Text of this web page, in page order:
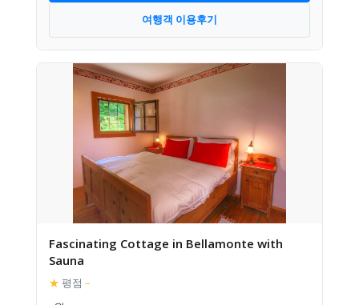
여행객 이용후기
Fascinating Cottage in Bellamonte with
Sauna
★ 평점 –